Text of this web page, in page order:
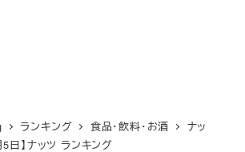
ランキング 食品・飲料・お酒
ナッ
日】ナッツ ランキング